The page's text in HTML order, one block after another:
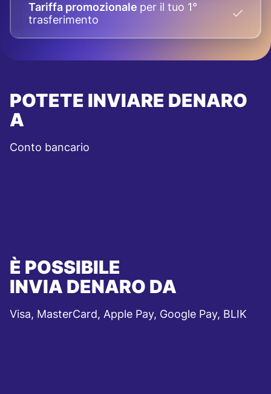
Tariffa promozionale per il tuo 1°
trasferimento
POTETE INVIARE DENARO
A
Conto bancario
È POSSIBILE
INVIA DENARO DA
Visa, MasterCard, Apple Pay, Google Pay, BLIK